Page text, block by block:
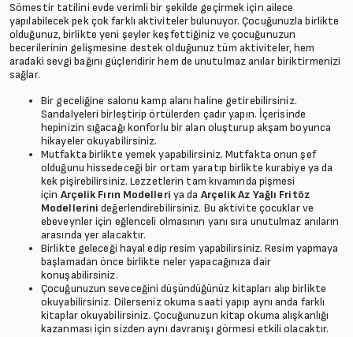
Sömestir tatilini evde verimli bir şekilde geçirmek için ailece
yapılabilecek pek çok farklı aktiviteler bulunuyor. Çocuğunuzla birlikte
olduğunuz, birlikte yeni şeyler keşfettiğiniz ve çocuğunuzun
becerilerinin gelişmesine destek olduğunuz tüm aktiviteler, hem
aradaki sevgi bağını güçlendirir hem de unutulmaz anılar biriktirmenizi
sağlar.
Bir geceliğine salonu kamp alanı haline getirebilirsiniz.
Sandalyeleri birleştirip örtülerden çadır yapın. İçerisinde
hepinizin sığacağı konforlu bir alan oluşturup akşam boyunca
hikayeler okuyabilirsiniz.
Mutfakta birlikte yemek yapabilirsiniz. Mutfakta onun şef
olduğunu hissedeceği bir ortam yaratıp birlikte kurabiye ya da
kek pişirebilirsiniz. Lezzetlerin tam kıvamında pişmesi
için Arçelik Fırın Modelleri ya da Arçelik Az Yağlı Fritöz
Modellerinideğerlendirebilirsiniz. Bu aktivite çocuklar ve
ebeveynler için eğlenceli olmasının yanı sıra unutulmaz anıların
arasında yer alacaktır.
Birlikte geleceği hayal edip resim yapabilirsiniz. Resim yapmaya
başlamadan önce birlikte neler yapacağınıza dair
konuşabilirsiniz.
Çocuğunuzun seveceğini düşündüğünüz kitapları alıp birlikte
okuyabilirsiniz. Dilerseniz okuma saati yapıp aynı anda farklı
kitaplar okuyabilirsiniz. Çocuğunuzun kitap okuma alışkanlığı
kazanması için sizden aynı davranışı görmesi etkili olacaktır.